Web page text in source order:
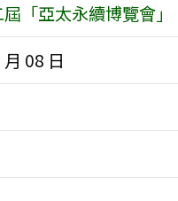
「亞太永續博覽會」
08 日